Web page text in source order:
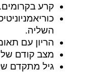
קרע בקרומים.
השליה.
הריון עם
מצב קודם
גיל מתקדם